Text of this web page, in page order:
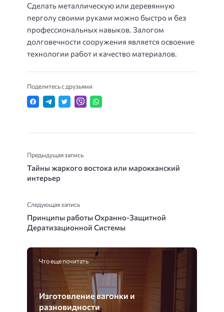
Сделать металлическую или деревянную
перголу своими руками можно быстро и без
профессиональных навыков. Залогом
долговечности сооружения является освоение
технологии работ и качество материалов.
Поделитесь с друзьями
Предыдущая запись
Тайны жаркого востока или марокканский
интерьер
Следующая запись
Принципы работы Охранно-Защитной
Дератизационной Системы
Что еще почитать
Изготовление вагонки и
разновидности